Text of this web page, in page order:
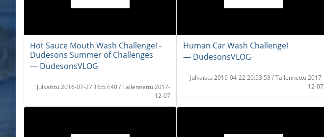
Hot Sauce Mouth Wash Challenge! -
Dudesons Summer of Challenges
― DudesonsVLOG
Julkaistu 2016-07-27 16:57:40 / Tallennettu 2017-
12-07
Human Car Wash Challenge!
― DudesonsVLOG
Julkaistu 2016-04-22 20:53:53 / Tallennettu 2017-
12-07